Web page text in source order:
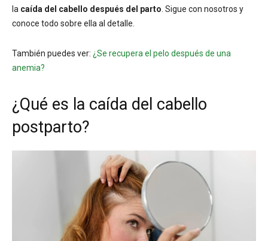
la caída del cabello después del parto . Sigue con nosotros y
conoce todo sobre ella al detalle.
También puedes ver: ¿Se recupera el pelo después de una
anemia?
¿Qué es la caída del cabello
postparto?